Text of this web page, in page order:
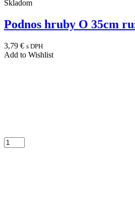
Skladom
Podnos hruby O 35cm
3,79 € s DPH
Add to Wishlist